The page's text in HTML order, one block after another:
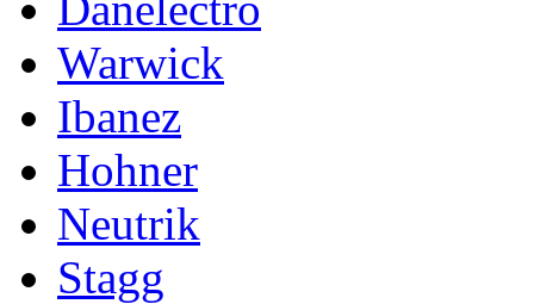
Warwick
Ibanez
Hohner
Neutrik
Stagg